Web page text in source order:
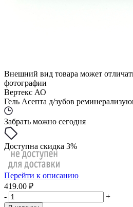
Внешний вид товара может
фотографии
Вертекс АО
Гель Асепта д/зубов
Забрать можно сегодня
Доступна скидка 3%
Перейти к описанию
419.00 ₽
-
+